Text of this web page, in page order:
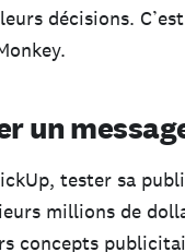
décisions.
un
tester sa
millions de
concepts